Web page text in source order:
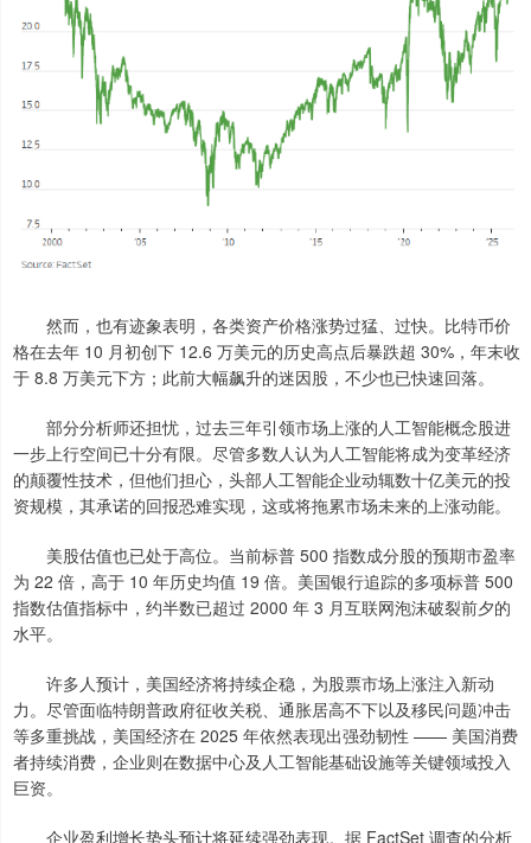
然而，也有迹象表明，各类资产价格涨势过猛、过快。比特币价
格在去年 10 月初创下 12.6 万美元的历史高点后暴跌超 30%，年末收
于 8.8 万美元下方；此前大幅飙升的迷因股，不少也已快速回落。
部分分析师还担忧，过去三年引领市场上涨的人工智能概念股进
一步上行空间已十分有限。尽管多数人认为人工智能将成为变革经济
的颠覆性技术，但他们担心，头部人工智能企业动辄数十亿美元的投
资规模，其承诺的回报恐难实现，这或将拖累市场未来的上涨动能。
美股估值也已处于高位。当前标普 500 指数成分股的预期市盈率
为 22 倍，高于 10 年历史均值 19 倍。美国银行追踪的多项标普 500
指数估值指标中，约半数已超过 2000 年 3 月互联网泡沫破裂前夕的
水平。
许多人预计，美国经济将持续企稳，为股票市场上涨注入新动
力。尽管面临特朗普政府征收关税、通胀居高不下以及移民问题冲击
等多重挑战，美国经济在 2025 年依然表现出强劲韧性 —— 美国消费
者持续消费，企业则在数据中心及人工智能基础设施等关键领域投入
巨资。
企业盈利增长势头预计将延续强劲表现。据 FactSet 调查的分析